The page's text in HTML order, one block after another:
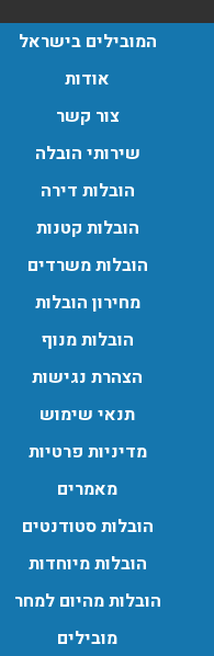
הובלות בתל אביב:
הובלות מנוף
שירותי הובלה עם מנוף
החל מהובלת תכולת
הובלות מנוף
העברת פריטים כבדים
המובילים בישראל
אודות
צור קשר
שירותי הובלה
הובלות דירה
הובלות קטנות
הובלות משרדים
מחירון הובלות
הובלות מנוף
הצהרת נגישות
תנאי שימוש
מדיניות פרטיות
מאמרים
הובלות סטודנטים
הובלות מיוחדות
הובלות מהיום למחר
מובילים